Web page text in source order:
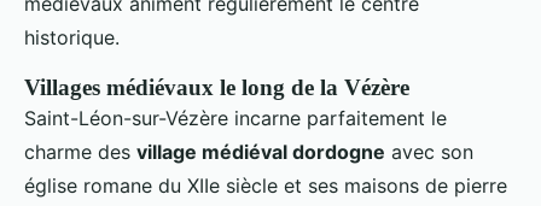
historique.
Villages médiévaux le long de la Vézère
Saint-Léon-sur-Vézère incarne parfaitement le
charme des village médiéval dordogne avec son
église romane du XIIe siècle et ses maisons de pierre